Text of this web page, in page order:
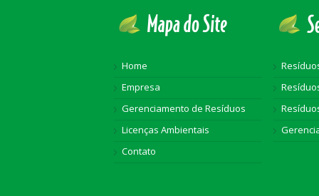
Home
Empresa
Gerenciamento de Resíduos
Licenças Ambientais
Contato